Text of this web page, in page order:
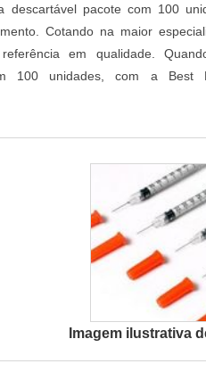
descartável pacote com 100
Cotando na maior
em qualidade.
100 unidades, com a Best
COM 100 UNIDADESA Best
cliente um...
Imagem ilustrativa